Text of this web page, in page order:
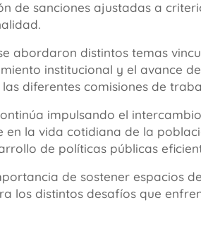
de sanciones ajustadas a
abordaron distintos temas
institucional y el avance
diferentes comisiones de
impulsando el
en la vida cotidiana de la
de políticas públicas
de sostener espacios
los distintos desafíos que